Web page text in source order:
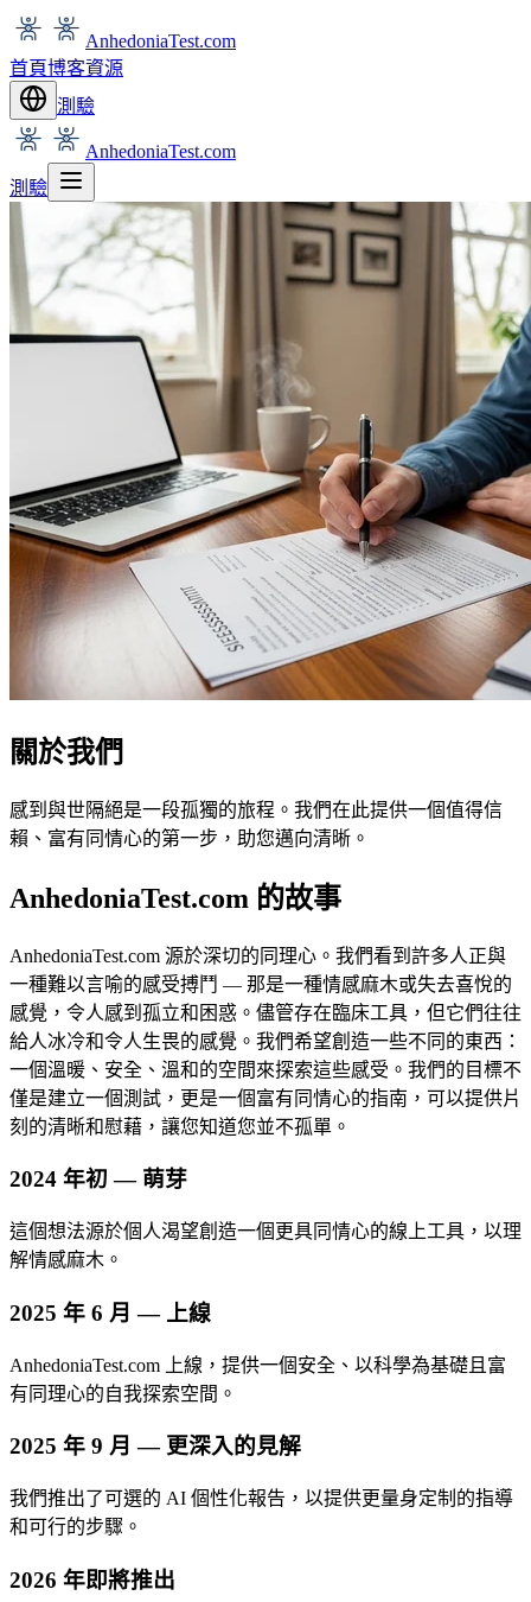
AnhedoniaTest.com
首頁博客資源
測驗
AnhedoniaTest.com
測驗
關於我們
感到與世隔絕是一段孤獨的旅程。我們在此提供一個值得信
賴、富有同情心的第一步，助您邁向清晰。
AnhedoniaTest.com 的故事
AnhedoniaTest.com 源於深切的同理心。我們看到許多人正與
一種難以言喻的感受搏鬥 — 那是一種情感麻木或失去喜悅的
感覺，令人感到孤立和困惑。儘管存在臨床工具，但它們往往
給人冰冷和令人生畏的感覺。我們希望創造一些不同的東西：
一個溫暖、安全、溫和的空間來探索這些感受。我們的目標不
僅是建立一個測試，更是一個富有同情心的指南，可以提供片
刻的清晰和慰藉，讓您知道您並不孤單。
2024 年初 — 萌芽
這個想法源於個人渴望創造一個更具同情心的線上工具，以理
解情感麻木。
2025 年 6 月 — 上線
AnhedoniaTest.com 上線，提供一個安全、以科學為基礎且富
有同理心的自我探索空間。
2025 年 9 月 — 更深入的見解
我們推出了可選的 AI 個性化報告，以提供更量身定制的指導
和可行的步驟。
2026 年即將推出